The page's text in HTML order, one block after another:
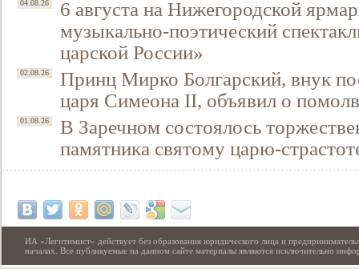
04.08.26
6 августа на Нижегородской
музыкально-поэтический
царской России»
02.08.26
Принц Мирко Болгарский, внук
царя Симеона II, объявил о
01.08.26
В Заречном состоялось
памятника святому царю-
Свидетельство
ИА «Легитимист» действует без образования юридического лица и
началах. Все публикуемые на данном сайте материалы являются исключительно